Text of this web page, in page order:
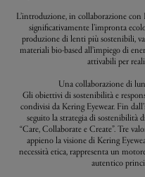
L’introduzione, in collaborazione
significativamente l’impronta
produzione di lenti più sostenibili,
materiali bio-based all’impiego di
attivabili per
Una collaborazione di
Gli obiettivi di sostenibilità e
condivisi da Kering Eyewear. Fin
seguito la strategia di sostenibilità
“Care, Collaborate e Create”. Tre
appieno la visione di Kering
necessità etica, rappresenta un
autentico